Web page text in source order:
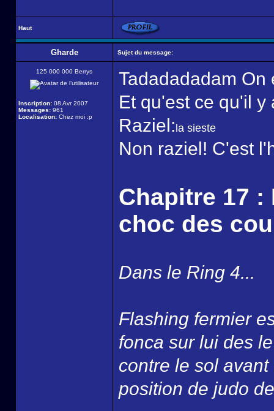
Haut
Gharde Sujet du message:
125 000 000 Berrys
Inscription: 08 Avr 2007
Messages: 961
Localisation: Chez moi :p
Tadadadadam On
Et qu'est ce qu'il y
Raziel: la sieste
Non raziel! C'est
Chapitre 17 :
choc des
Dans le Ring 4...
Flashing fermier
fonca sur lui des
contre le sol
position de judo